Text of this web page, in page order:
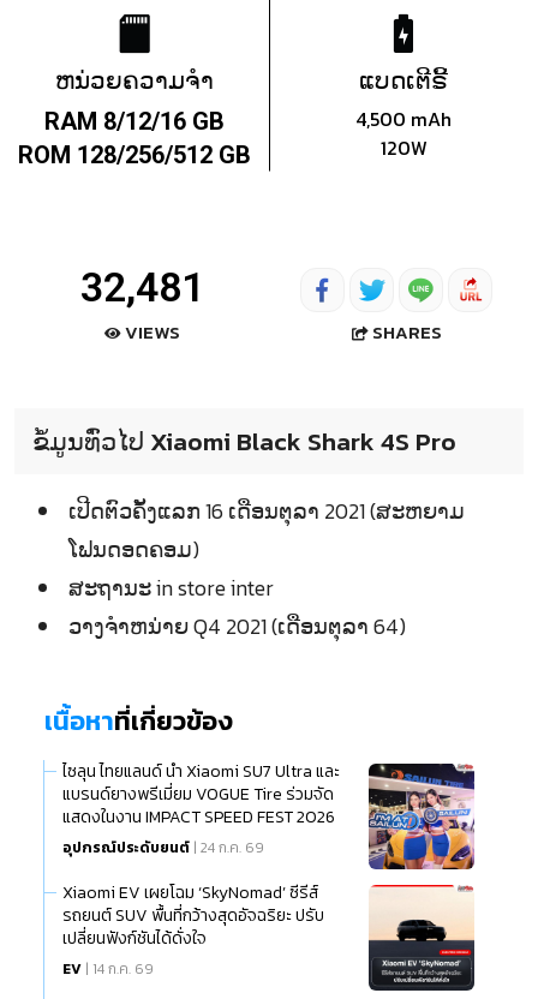
ຫນ່ວຍຄວາມຈຳ
RAM 8/12/16 GB
ROM 128/256/512 GB
ແບດເຕີຣີ້
4,500 mAh
120W
32,481
VIEWS SHARES
ຂໍ້ມູນທົ່ວໄປ Xiaomi Black Shark 4S Pro
ເປີດຕົວຄັ້ງແລກ 16 ເດືອນຕຸລາ 2021 (ສະຫຍາມ
ໂຟນດອດຄອມ)
ສະຖານະ in store inter
ວາງຈຳຫນ່າຍ Q4 2021 (ເດືອນຕຸລາ 64)
เนื้อหาที่เกี่ยวข้อง
ไซลุน ไทยแลนด์ นำ Xiaomi SU7 Ultra และ
แบรนด์ยางพรีเมี่ยม VOGUE Tire ร่วมจัด
แสดงในงาน IMPACT SPEED FEST 2026
อุปกรณ์ประดับยนต์ | 24 ก.ค. 69
Xiaomi EV เผยโฉม ‘SkyNomad’ ซีรีส์
รถยนต์ SUV พื้นที่กว้างสุดอัจฉริยะ ปรับ
เปลี่ยนฟังก์ชันได้ดั่งใจ
EV | 14 ก.ค. 69